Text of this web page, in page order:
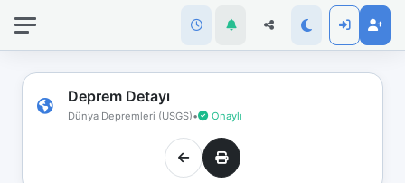
Deprem Detayı
Dünya Depremleri (USGS)• Onaylı
bağlantınız
koptu!
Çevrimdışı
moddasınız.